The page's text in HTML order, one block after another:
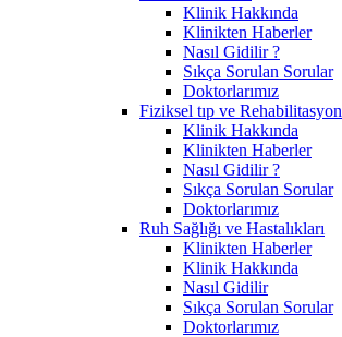
Klinik Hakkında
Klinikten Haberler
Nasıl Gidilir ?
Sıkça Sorulan Sorular
Doktorlarımız
Fiziksel tıp ve Rehabilitasyon
Klinik Hakkında
Klinikten Haberler
Nasıl Gidilir ?
Sıkça Sorulan Sorular
Doktorlarımız
Ruh Sağlığı ve Hastalıkları
Klinikten Haberler
Klinik Hakkında
Nasıl Gidilir
Sıkça Sorulan Sorular
Doktorlarımız